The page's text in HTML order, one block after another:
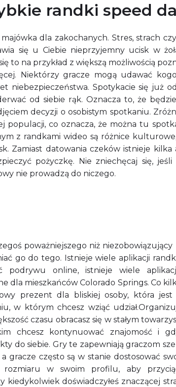
randki speed
dla zakochanych. Stres, strach
się u Ciebie nieprzyjemny ucisk w
to na przykład z większą możliwością
Niektórzy gracze mogą udawać
niebezpieczeństwa. Spotykacie się już
od siebie rąk. Oznacza to, że
decyzji o osobistym spotkaniu.
populacji, co oznacza, że można tu
z randkami wideo są różnice
Zamiast datowania czeków istnieje
pożyczkę. Nie zniechęcaj się,
nie prowadzą do niczego.
poważniejszego niż
go do tego. Istnieje wiele aplikacji
podrywu online, istnieje wiele
dla mieszkańców Colorado Springs. Co
prezent dla bliskiej osoby, która
w którym chcesz wziąć
czasu obracasz się w stałym
chcesz kontynuować znajomość i
do siebie. Gry te zapewniają graczom
gracze często są w stanie dostosować
w swoim profilu, aby
kiedykolwiek doświadczyłeś znaczącej